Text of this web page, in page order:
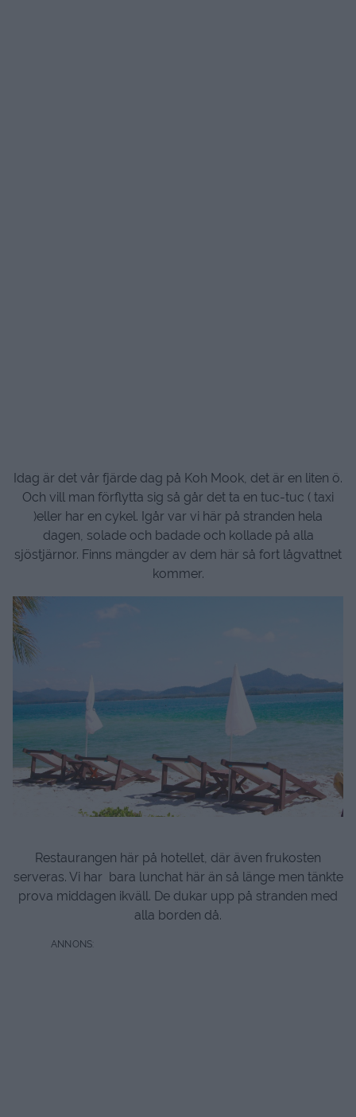
Idag är det vår fjärde dag på Koh Mook, det är en liten ö.
Och vill man förflytta sig så går det ta en tuc-tuc ( taxi
)eller har en cykel. Igår var vi här på stranden hela
dagen, solade och badade och kollade på alla
sjöstjärnor. Finns mängder av dem här så fort lågvattnet
kommer.
Restaurangen här på hotellet, där även frukosten
serveras. Vi har bara lunchat här än så länge men tänkte
prova middagen ikväll. De dukar upp på stranden med
alla borden då.